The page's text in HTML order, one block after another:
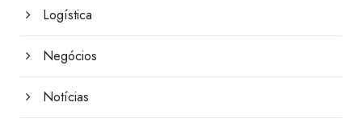
Logística
Negócios
Notícias